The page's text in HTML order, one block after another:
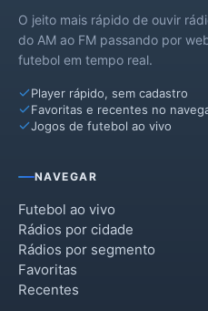
Palestina de Goiás
Perolândia
Portelândia
Santa Helena de Goiás
Santa Rita do Araguaia
Santo Antônio da Barra
O jeito mais rápido de ouvir
do AM ao FM passando por
futebol em tempo real.
Player rápido, sem cadastro
Favoritas e recentes no
Jogos de futebol ao vivo
NAVEGAR
Futebol ao vivo
Rádios por cidade
Rádios por segmento
Favoritas
Recentes